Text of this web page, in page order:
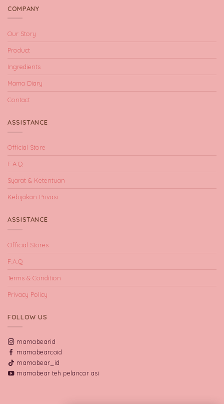
COMPANY
Our Story
Product
Ingredients
Mama Diary
Contact
ASSISTANCE
Official Store
F.A.Q
Syarat & Ketentuan
Kebijakan Privasi
ASSISTANCE
Official Stores
F.A.Q
Terms & Condition
Privacy Policy
FOLLOW US
mamabearid
mamabearcoid
mamabear_id
mamabear teh pelancar asi